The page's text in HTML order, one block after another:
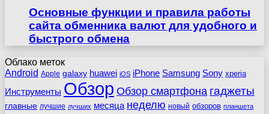
Основные функции и правила работы
сайта обменника валют для удобного и
быстрого обмена
Облако меток
Android Apple galaxy huawei iOS iPhone Samsung Sony xperia
Инструменты Обзор Обзор смартфона гаджеты
главные лучшие лучших месяца неделю новый обзоров планшета